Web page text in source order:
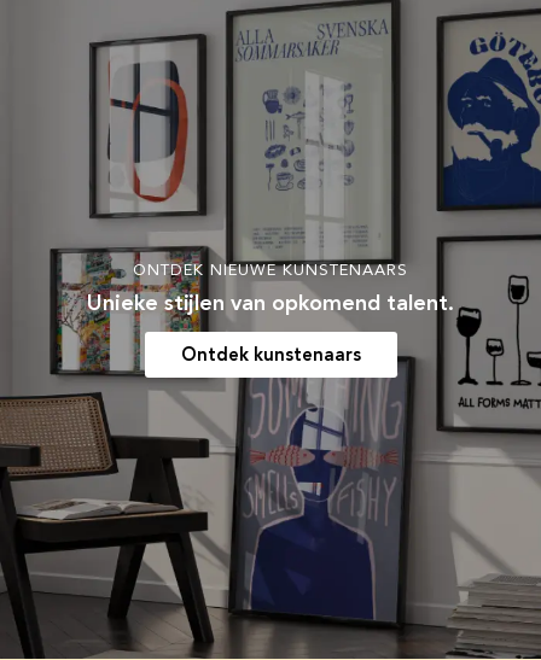
ONTDEK NIEUWE KUNSTENAARS
Unieke stijlen van opkomend talent.
Ontdek kunstenaars